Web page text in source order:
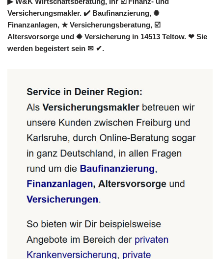
Versicherungsmakler. ✔️ Baufinanzierung, ✺
Finanzanlagen, ★ Versicherungsberatung, ☑️
Altersvorsorge und ✹ Versicherung in 14513 Teltow. ❤ Sie
werden begeistert sein ✉ ✔.